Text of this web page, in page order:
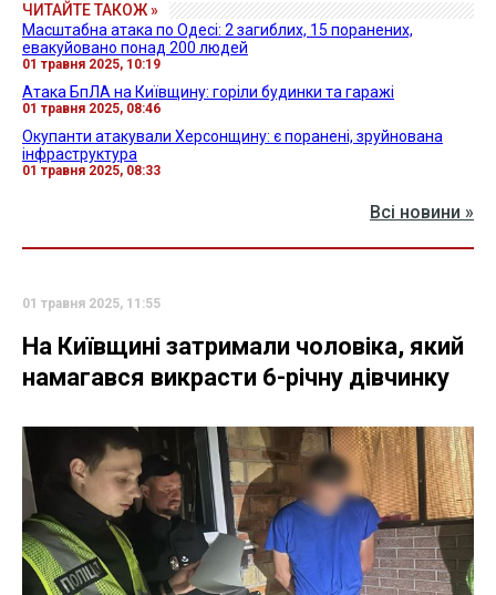
ЧИТАЙТЕ ТАКОЖ »
Масштабна атака по Одесі: 2 загиблих, 15 поранених,
евакуйовано понад 200 людей
01 травня 2025, 10:19
Атака БпЛА на Київщину: горіли будинки та гаражі
01 травня 2025, 08:46
Окупанти атакували Херсонщину: є поранені, зруйнована
інфраструктура
01 травня 2025, 08:33
Всі новини »
01 травня 2025, 11:55
На Київщині затримали чоловіка, який
намагався викрасти 6-річну дівчинку